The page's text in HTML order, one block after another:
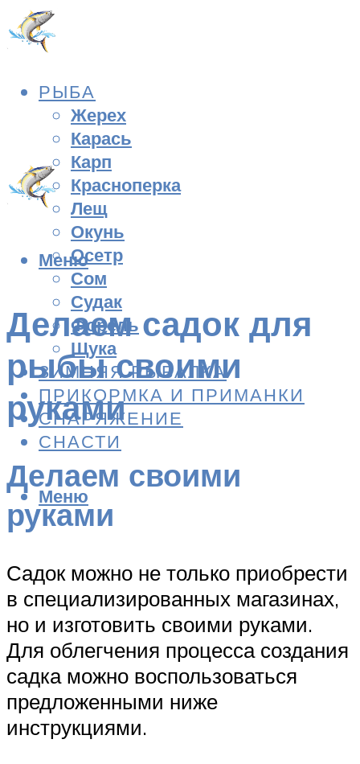
РЫБА
Жерех
Карась
Карп
Красноперка
Лещ
Окунь
Осетр
Сом
Судак
Форель
Щука
ЗИМНЯЯ РЫБАЛКА
ПРИКОРМКА И ПРИМАНКИ
СНАРЯЖЕНИЕ
СНАСТИ
Меню
Меню
Делаем садок для
рыбы своими
руками
Делаем своими
руками
Садок можно не только приобрести
в специализированных магазинах,
но и изготовить своими руками.
Для облегчения процесса создания
садка можно воспользоваться
предложенными ниже
инструкциями.